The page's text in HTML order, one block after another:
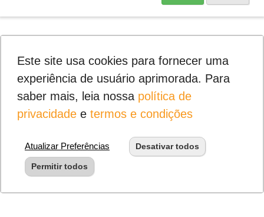
Este site usa cookies para fornecer uma
experiência de usuário aprimorada. Para
saber mais, leia nossa política de
privacidadee termos e condições
Atualizar Preferências Desativar todos
Permitir todos